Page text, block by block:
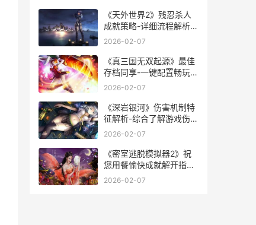
《天外世界2》残忍杀人
成就策略-详细流程解析
天外世界2终焉者之末任
2026-02-07
《真三国无双起源》最佳
存档同享-一键配置畅玩
DLC 真三国无双起源下载
2026-02-07
《深岩银河》伤害机制特
征解析-综合了解游戏伤害
机制 深岩银河事件选择图
2026-02-07
《密室逃脱模拟器2》祝
您用餐愉快成就解开指导-
逃脱过程中第一次进食诀
2026-02-07